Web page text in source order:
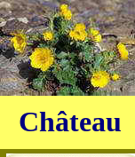
Château